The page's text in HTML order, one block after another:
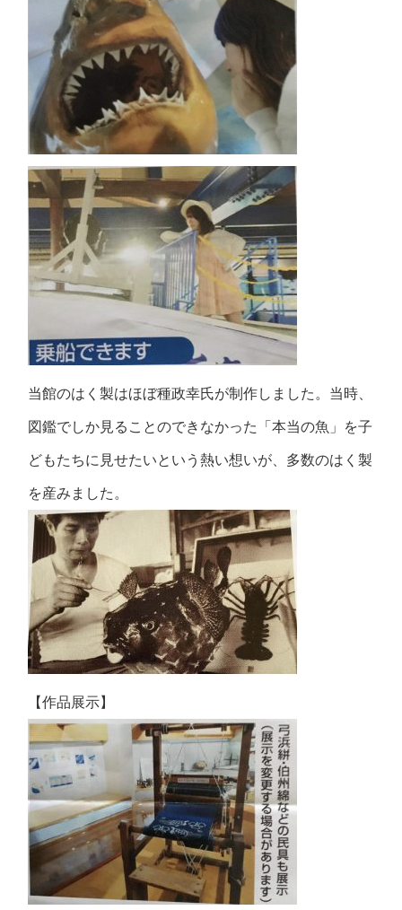
当館のはく製はほぼ種政幸氏が制作しました。当時、
図鑑でしか見ることのできなかった「本当の魚」を子
どもたちに見せたいという熱い想いが、多数のはく製
を産みました。
【作品展示】